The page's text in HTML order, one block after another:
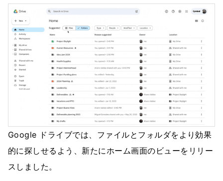
Google ドライブでは、ファイルとフォルダをより効果
的に探しせるよう、新たにホーム画面のビューをリリー
スしました。